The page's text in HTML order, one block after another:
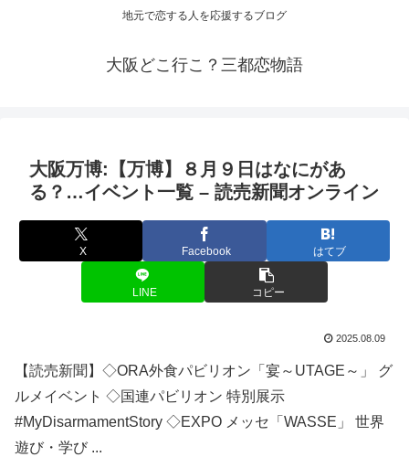
地元で恋する人を応援するブログ
大阪どこ行こ？三都恋物語
大阪万博:【万博】８月９日はなにがあ
る？…イベント 一覧 – 読売新聞オンライン
X Facebook はてブ
LINE コピー
2025.08.09
【読売新聞】◇ORA外食パビリオン「宴～UTAGE～」 グ
ルメイベント ◇国連パビリオン 特別展示
#MyDisarmamentStory ◇EXPO メッセ「WASSE」 世界
遊び・学び ...